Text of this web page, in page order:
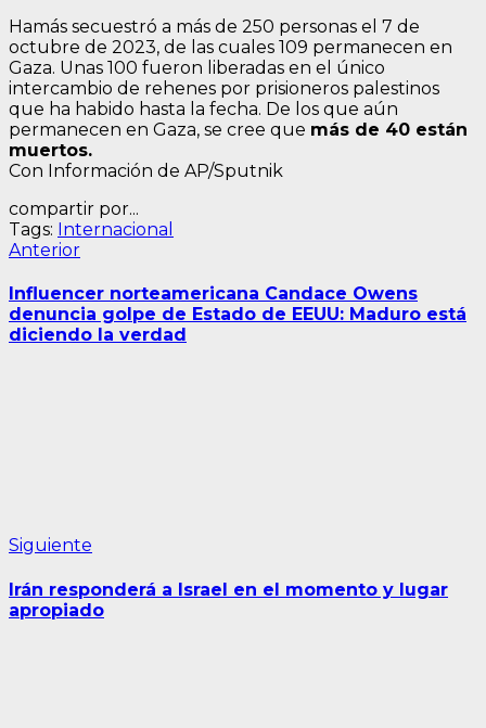
Hamás secuestró a más de 250 personas el 7 de
octubre de 2023, de las cuales 109 permanecen en
Gaza. Unas 100 fueron liberadas en el único
intercambio de rehenes por prisioneros palestinos
que ha habido hasta la fecha. De los que aún
permanecen en Gaza, se cree que más de 40 están
muertos.
Con Información de AP/Sputnik
compartir por...
Tags: Internacional
Navegación
de
entradas
AnteriorEntrada
Influencer norteamericana Candace Owens
denuncia golpe de Estado de EEUU: Maduro está
diciendo la verdad
Siguiente
Irán responderá a Israel en el momento y lugar
apropiado